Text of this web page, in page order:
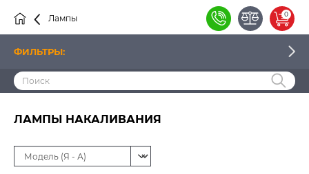
0
Лампы
Накаливания
ЛАМПЫ НАКАЛИВАНИЯ
ФИЛЬТРЫ:
ПРОИЗВОДИТЕЛЬ